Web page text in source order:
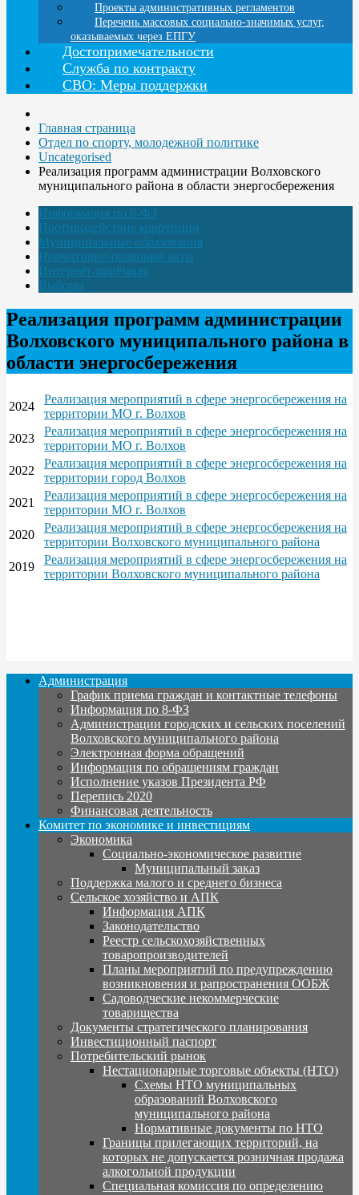
Проекты административных регламентов
Перечень массовых социально-значимых услуг,
оказываемых через ЕПГУ
Достопримечательности
Служба по контракту
СВО: Меры поддержки
Главная страница
Отдел по спорту, молодежной политике
Uncategorised
Реализация программ администрации Волховского
муниципального района в области энергосбережения
Информация по 8-ФЗ
Противодействие коррупции
Муниципальные образования
Нормативно-правовые акты
Интернет-приёмная
Выборы
Реализация программ администрации
Волховского муниципального района в
области энергосбережения
2024
Реализация мероприятий в сфере энергосбережения на
территории МО г. Волхов
2023
Реализация мероприятий в сфере энергосбережения на
территории МО г. Волхов
2022
Реализация мероприятий в сфере энергосбережения на
территории город Волхов
2021
Реализация мероприятий в сфере энергосбережения на
территории МО г. Волхов
2020
Реализация мероприятий в сфере энергосбережения на
территории Волховского муниципального района
2019
Реализация мероприятий в сфере энергосбережения на
территории Волховского муниципального района
Администрация
График приема граждан и контактные телефоны
Информация по 8-ФЗ
Администрации городских и сельских поселений
Волховского муниципального района
Электронная форма обращений
Информация по обращениям граждан
Исполнение указов Президента РФ
Перепись 2020
Финансовая деятельность
Комитет по экономике и инвестициям
Экономика
Социально-экономическое развитие
Муниципальный заказ
Поддержка малого и среднего бизнеса
Сельское хозяйство и АПК
Информация АПК
Законодательство
Реестр сельскохозяйственных
товаропроизводителей
Планы мероприятий по предупреждению
возникновения и рапространения ООБЖ
Садоводческие некоммерческие
товарищества
Документы стратегического планирования
Инвестиционный паспорт
Потребительский рынок
Нестационарные торговые объекты (НТО)
Схемы НТО муниципальных
образований Волховского
муниципального района
Нормативные документы по НТО
Границы прилегающих территорий, на
которых не допускается розничная продажа
алкогольной продукции
Специальная комиссия по определению